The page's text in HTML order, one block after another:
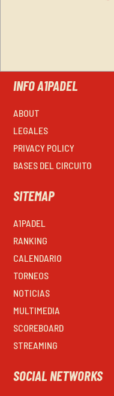
INFO A1PADEL
ABOUT
LEGALES
PRIVACY POLICY
BASES DEL CIRCUITO
SITEMAP
A1PADEL
RANKING
CALENDARIO
TORNEOS
NOTICIAS
MULTIMEDIA
SCOREBOARD
STREAMING
SOCIAL NETWORKS